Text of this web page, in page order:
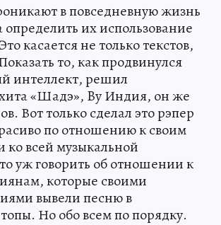
в повседневную жизнь
определить их использование
касается не только текстов,
то, как продвинулся
интеллект, решил
«Шадэ», By Индия, он же
Вот только сделал это рэпер
по отношению к своим
ко всей музыкальной
уж говорить об отношении к
которые своими
вывели песню в
Но обо всем по порядку.